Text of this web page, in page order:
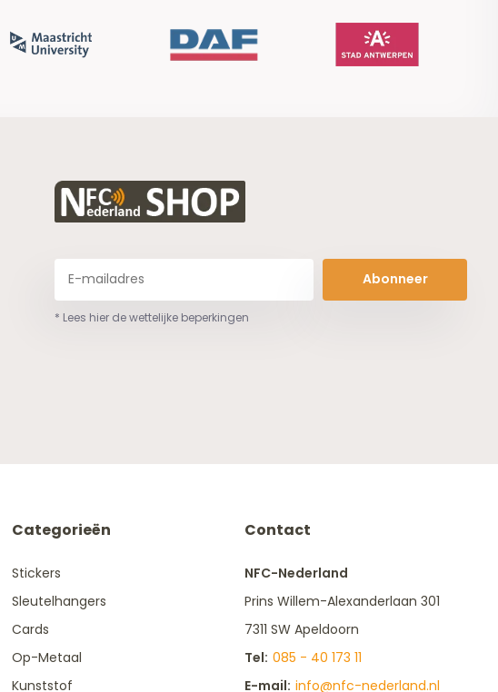
Abonneer
* Lees hier de wettelijke beperkingen
Categorieën
Stickers
Sleutelhangers
Cards
Op-Metaal
Kunststof
Contact
NFC-Nederland
Prins Willem-Alexanderlaan 301
7311 SW Apeldoorn
Tel: 085 - 40 173 11
E-mail: info@nfc-nederland.nl